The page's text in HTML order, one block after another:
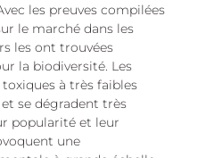
les preuves compilées
le marché dans les
les ont trouvées
la biodiversité. Les
à très faibles
se dégradent très
popularité et leur
une